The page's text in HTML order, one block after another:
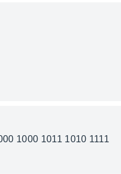
1000 1011 1010 1111